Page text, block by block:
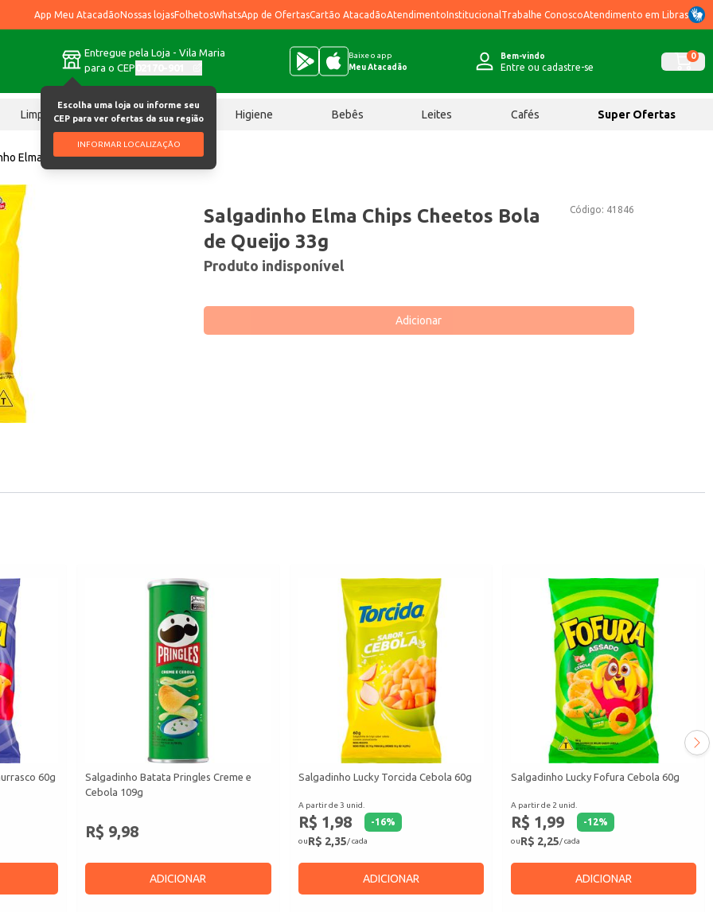
App Meu AtacadãoNossas lojasFolhetosWhatsApp de OfertasCartão AtacadãoAtendimentoInstitucional Trabalhe ConoscoAtendimento em Libras
Entregue pela Loja - Vila Maria
para o CEP
Escolha uma loja ou informe seu
CEP para ver ofertas da sua região
INFORMAR LOCALIZAÇÃO
Baixe o app
Meu Atacadão
Bem-vindo
Entre ou cadastre-se
0
Limpeza Chocolates Higiene Bebês Leites Cafés Super Ofertas
Elma Chips Cheetos Bola de Queijo 33g
Código: 41846
Salgadinho Elma Chips Cheetos Bola
de Queijo 33g
Produto indisponível
Adicionar
60g
Salgadinho Batata Pringles Creme e
Cebola 109g
R$ 9,98
ADICIONAR
Salgadinho Lucky Torcida Cebola 60g
A partir de 3 unid.
R$ 1,98 -16%
ouR$ 2,35/ cada
ADICIONAR
Salgadinho Lucky Fofura Cebola 60g
A partir de 2 unid.
R$ 1,99 -12%
ouR$ 2,25/ cada
ADICIONAR